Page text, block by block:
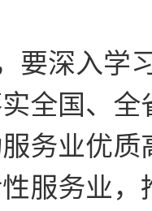
深入学
全国、
务业优质
服务业